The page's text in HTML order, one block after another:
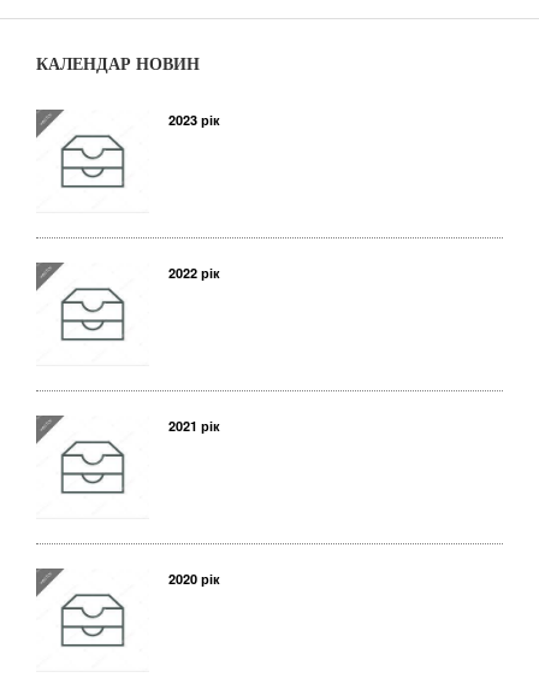
КАЛЕНДАР НОВИН
2023 рік
2022 рік
2021 рік
2020 рік